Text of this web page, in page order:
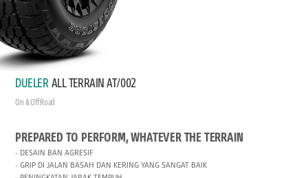
DUELER ALL TERRAIN AT/002
On & Off Road
PREPARED TO PERFORM, WHATEVER THE TERRAIN
DESAIN BAN AGRESIF
GRIP DI JALAN BASAH DAN KERING YANG SANGAT BAIK